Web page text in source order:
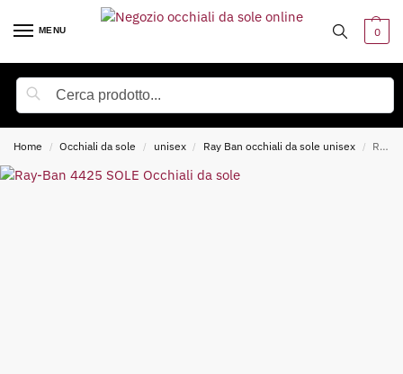
MENU 0
Home / Occhiali da sole / unisex / Ray Ban occhiali da sole unisex / Ray-Ban 4425 SOLE Occhiali da sole